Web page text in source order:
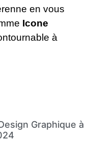
en vous
Icone
à
Graphique à